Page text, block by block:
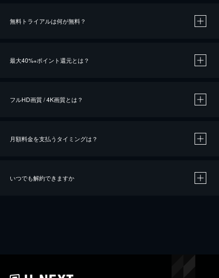
無料トライアルは何が無料？
最大40%※ポイント還元とは？
※40％ポイント還元の対象は、クレジットカード決済による作品の購入 / レンタルです。
iOSアプリのUコイン決済による作品の購入 / レンタルは、20％のポイント還元です。
フルHD画質 / 4K画質とは？
月額料金を支払うタイミングは？
いつでも解約できますか